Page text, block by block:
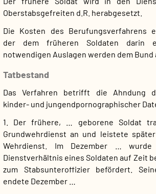
Oberstabsgefreiten d.R. herabgesetzt.
Die Kosten des Berufungsverfahrens
der dem früheren Soldaten darin
notwendigen Auslagen werden dem Bund
Tatbestand
Das Verfahren betrifft die Ahndung
kinder- und jungendpornographischer
1. Der frühere, … geborene Soldat
Grundwehrdienst an und leistete
Wehrdienst. Im Dezember …
Dienstverhältnis eines Soldaten auf Zeit
zum Stabsunteroffizier befördert.
endete Dezember …